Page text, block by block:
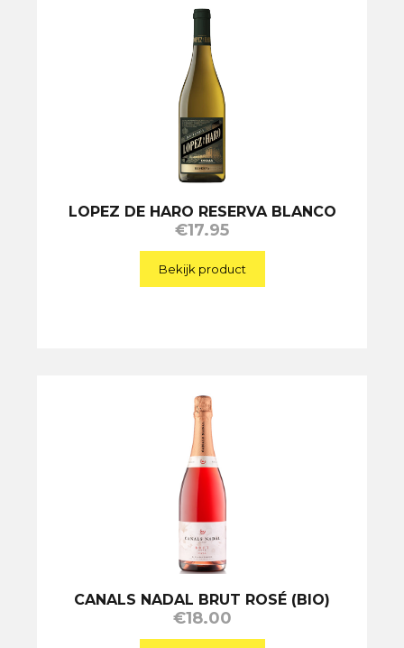
LOPEZ DE HARO RESERVA BLANCO
€17.95
Bekijk product
CANALS NADAL BRUT ROSÉ (BIO)
€18.00